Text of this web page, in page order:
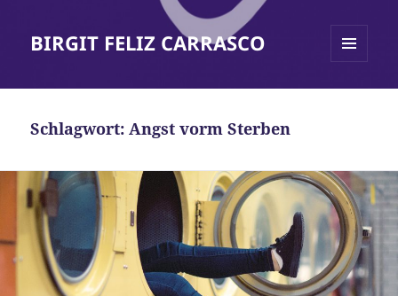
BIRGIT FELIZ CARRASCO
Schlagwort:Angst vorm Sterben